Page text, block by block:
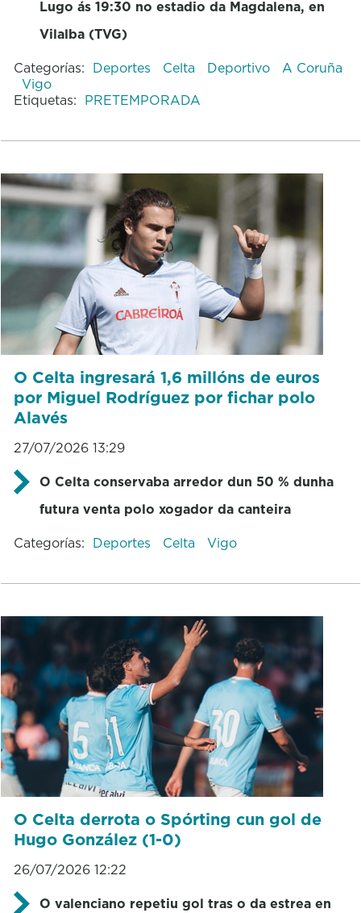
Lugo ás 19:30 no estadio da Magdalena, en
Vilalba (TVG)
Categorías: Deportes Celta Deportivo
A Coruña
Vigo
Etiquetas: PRETEMPORADA
O Celta ingresará 1,6 millóns de euros
por Miguel Rodríguez por fichar polo
Alavés
27/07/2026 13:29
O Celta conservaba arredor dun 50 % dunha
futura venta polo xogador da canteira
Categorías: Deportes Celta Vigo
O Celta derrota o Spórting cun gol de
Hugo González (1-0)
26/07/2026 12:22
O valenciano repetiu gol tras o da estrea en